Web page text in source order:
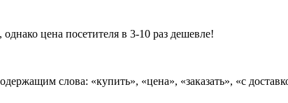
цена посетителя в 3-10 раз дешевле!
слова: «купить», «цена», «заказать», «с